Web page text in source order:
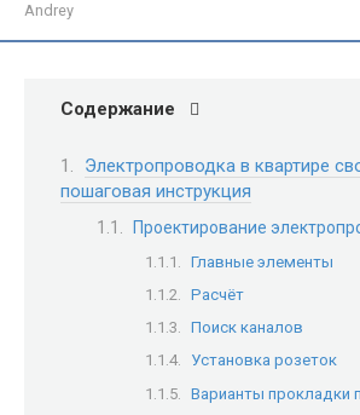
Andrey
Содержание
Электропроводка в квартире
пошаговая инструкция
Проектирование
Главные элементы
Расчёт
Поиск каналов
Установка розеток
Варианты прокладки